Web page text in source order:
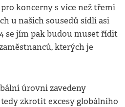
koncerny s více než třemi
u našich sousedů sídlí asi
se jím pak budou muset řídit
kterých je
úrovni zavedeny
zkrotit excesy globálního